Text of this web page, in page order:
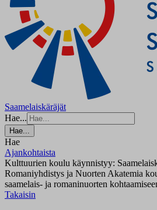
Saamelaiskäräjät
Hae...
Hae...
Hae
Ajankohtaista
Kulttuurien koulu käynnistyy:
Romaniyhdistys ja Nuorten Akatemia
saamelais- ja romaninuorten
Takaisin